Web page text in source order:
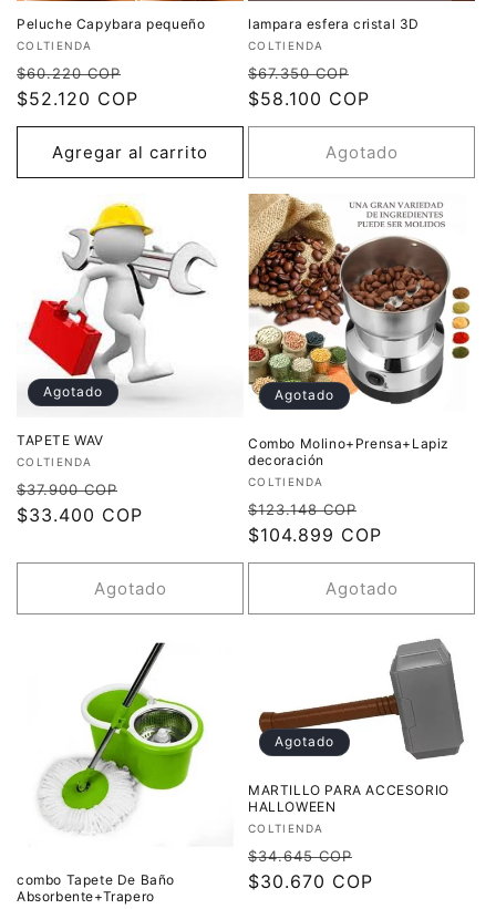
Peluche Capybara pequeño
Proveedor:
COLTIENDA
Precio
habitual
$60.220 COP
de
oferta
$52.120 COP
Agregar al carrito
lampara esfera cristal 3D
Proveedor:
COLTIENDA
Precio
habitual
$67.350 COP
de
oferta
$58.100 COP
Agotado
Agotado
TAPETE WAV
Proveedor:
COLTIENDA
Precio
habitual
$37.900 COP
de
$33.400 COP
Agotado
Agotado
Combo Molino+Prensa+Lapiz
decoración
Proveedor:
COLTIENDA
Precio
habitual
$123.148 COP
de
oferta
$104.899 COP
Agotado
combo Tapete De Baño
Absorbente+Trapero
Agotado
MARTILLO PARA ACCESORIO
HALLOWEEN
Proveedor:
COLTIENDA
Precio
habitual
$34.645 COP
de
$30.670 COP